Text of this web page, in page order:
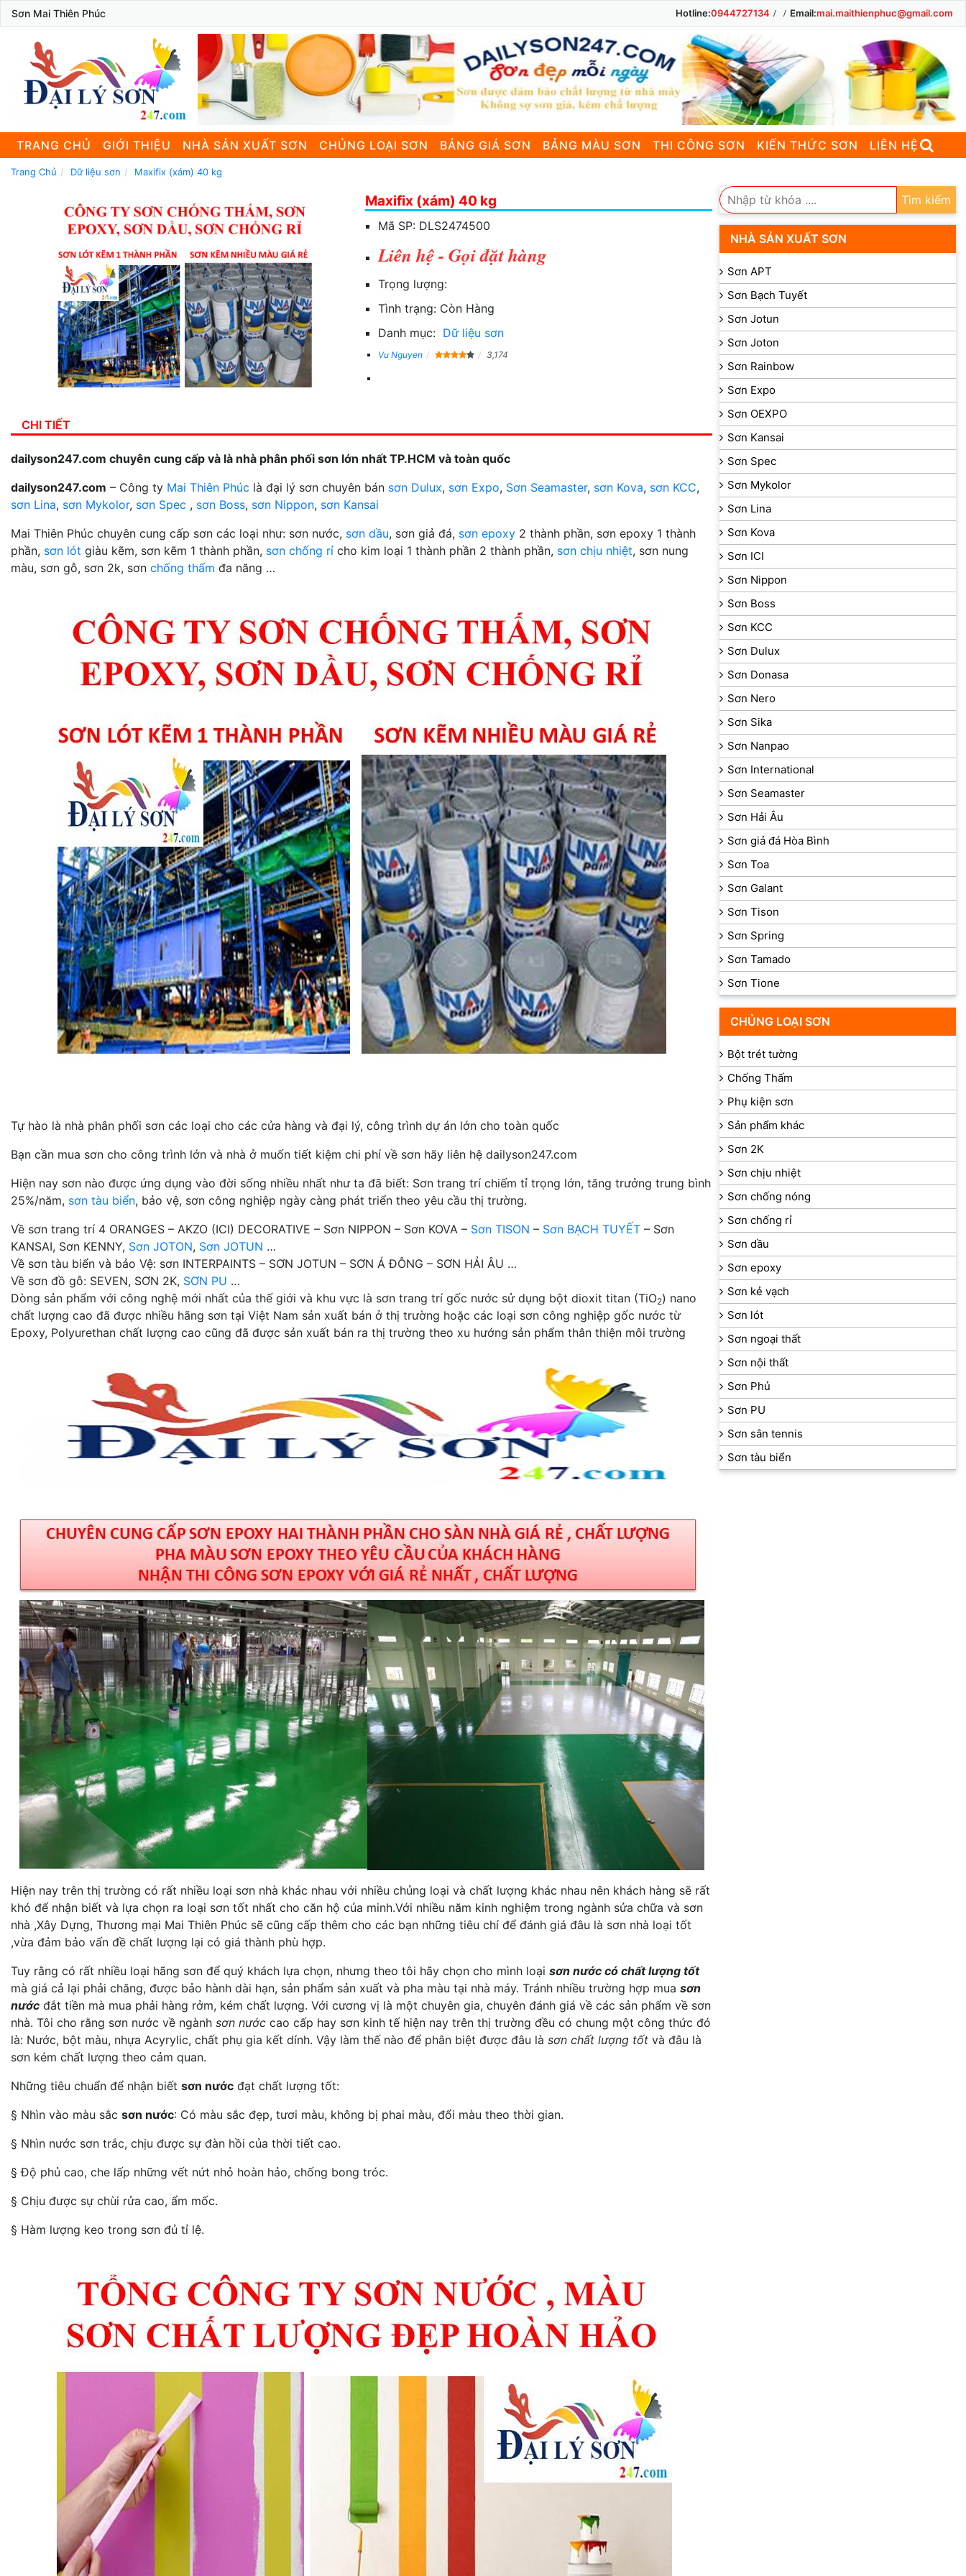
Sơn Mai Thiên Phúc Hotline:0944727134 Email:mai.maithienphuc@gmail.com
TRANG CHỦ GIỚI THIỆU NHÀ SẢN XUẤT SƠN CHỦNG LOẠI SƠN BẢNG GIÁ SƠN BẢNG MÀU SƠN THI CÔNG SƠN KIẾN THỨC SƠN LIÊN HỆ
Trang Chủ Dữ liệu sơn Maxifix (xám) 40 kg
Maxifix (xám) 40 kg
Mã SP: DLS2474500
Liên hệ - Gọi đặt hàng
Trọng lượng:
Tình trạng: Còn Hàng
Danh mục: Dữ liệu sơn
Vu Nguyen 3,174
CHI TIẾT
dailyson247.com chuyên cung cấp và là nhà phân phối sơn lớn nhất TP.HCM và toàn quốc
dailyson247.com – Công ty Mai Thiên Phúc là đại lý sơn chuyên bán sơn Dulux, sơn Expo, Sơn Seamaster, sơn Kova, sơn KCC,
sơn Lina, sơn Mykolor, sơn Spec , sơn Boss, sơn Nippon, sơn Kansai
Mai Thiên Phúc chuyên cung cấp sơn các loại như: sơn nước, sơn dầu, sơn giả đá, sơn epoxy 2 thành phần, sơn epoxy 1 thành
phần, sơn lót giàu kẽm, sơn kẽm 1 thành phần, sơn chống rỉ cho kim loại 1 thành phần 2 thành phần, sơn chịu nhiệt, sơn nung
màu, sơn gỗ, sơn 2k, sơn chống thấm đa năng …
Tự hào là nhà phân phối sơn các loại cho các cửa hàng và đại lý, công trình dự án lớn cho toàn quốc
Bạn cần mua sơn cho công trình lớn và nhà ở muốn tiết kiệm chi phí về sơn hãy liên hệ dailyson247.com
Hiện nay sơn nào được ứng dụng vào đời sống nhiều nhất như ta đã biết: Sơn trang trí chiếm tỉ trọng lớn, tăng trưởng trung bình
25%/năm, sơn tàu biển, bảo vệ, sơn công nghiệp ngày càng phát triển theo yêu cầu thị trường.
Về sơn trang trí 4 ORANGES – AKZO (ICI) DECORATIVE – Sơn NIPPON – Sơn KOVA – Sơn TISON – Sơn BẠCH TUYẾT – Sơn
KANSAI, Sơn KENNY, Sơn JOTON, Sơn JOTUN …
Về sơn tàu biển và bảo Vệ: sơn INTERPAINTS – SƠN JOTUN – SƠN Á ĐÔNG – SƠN HẢI ÂU …
Về sơn đồ gỗ: SEVEN, SƠN 2K, SƠN PU …
Dòng sản phẩm với công nghệ mới nhất của thế giới và khu vực là sơn trang trí gốc nước sử dụng bột dioxit titan (TiO2) nano
chất lượng cao đã được nhiều hãng sơn tại Việt Nam sản xuất bán ở thị trường hoặc các loại sơn công nghiệp gốc nước từ
Epoxy, Polyurethan chất lượng cao cũng đã được sản xuất bán ra thị trường theo xu hướng sản phẩm thân thiện môi trường
Hiện nay trên thị trường có rất nhiều loại sơn nhà khác nhau với nhiều chủng loại và chất lượng khác nhau nên khách hàng sẽ rất
khó để nhận biết và lựa chọn ra loại sơn tốt nhất cho căn hộ của minh.Với nhiều năm kinh nghiệm trong ngành sửa chữa và sơn
nhà ,Xây Dựng, Thương mại Mai Thiên Phúc sẽ cũng cấp thêm cho các bạn những tiêu chí để đánh giá đâu là sơn nhà loại tốt
,vừa đảm bảo vấn đề chất lượng lại có giá thành phù hợp.
Tuy rằng có rất nhiều loại hãng sơn để quý khách lựa chọn, nhưng theo tôi hãy chọn cho mình loại sơn nước có chất lượng tốt
mà giá cả lại phải chăng, được bảo hành dài hạn, sản phẩm sản xuất và pha màu tại nhà máy. Tránh nhiều trường hợp mua sơn
nước đắt tiền mà mua phải hàng rởm, kém chất lượng. Với cương vị là một chuyên gia, chuyên đánh giá về các sản phẩm về sơn
nhà. Tôi cho rằng sơn nước về ngành sơn nước cao cấp hay sơn kinh tế hiện nay trên thị trường đều có chung một công thức đó
là: Nước, bột màu, nhựa Acyrylic, chất phụ gia kết dính. Vậy làm thế nào để phân biệt được đâu là sơn chất lượng tốt và đâu là
sơn kém chất lượng theo cảm quan.
Những tiêu chuẩn để nhận biết sơn nước đạt chất lượng tốt:
§ Nhìn vào màu sắc sơn nước: Có màu sắc đẹp, tươi màu, không bị phai màu, đổi màu theo thời gian.
§ Nhìn nước sơn trắc, chịu được sự đàn hồi của thời tiết cao.
§ Độ phủ cao, che lấp những vết nứt nhỏ hoàn hảo, chống bong tróc.
§ Chịu được sự chùi rửa cao, ẩm mốc.
§ Hàm lượng keo trong sơn đủ tỉ lệ.
Tìm kiếm
NHÀ SẢN XUẤT SƠN
Sơn APT
Sơn Bạch Tuyết
Sơn Jotun
Sơn Joton
Sơn Rainbow
Sơn Expo
Sơn OEXPO
Sơn Kansai
Sơn Spec
Sơn Mykolor
Sơn Lina
Sơn Kova
Sơn ICI
Sơn Nippon
Sơn Boss
Sơn KCC
Sơn Dulux
Sơn Donasa
Sơn Nero
Sơn Sika
Sơn Nanpao
Sơn International
Sơn Seamaster
Sơn Hải Âu
Sơn giả đá Hòa Bình
Sơn Toa
Sơn Galant
Sơn Tison
Sơn Spring
Sơn Tamado
Sơn Tione
CHỦNG LOẠI SƠN
Bột trét tường
Chống Thấm
Phụ kiện sơn
Sản phẩm khác
Sơn 2K
Sơn chịu nhiệt
Sơn chống nóng
Sơn chống rỉ
Sơn dầu
Sơn epoxy
Sơn kẻ vạch
Sơn lót
Sơn ngoại thất
Sơn nội thất
Sơn Phủ
Sơn PU
Sơn sân tennis
Sơn tàu biển